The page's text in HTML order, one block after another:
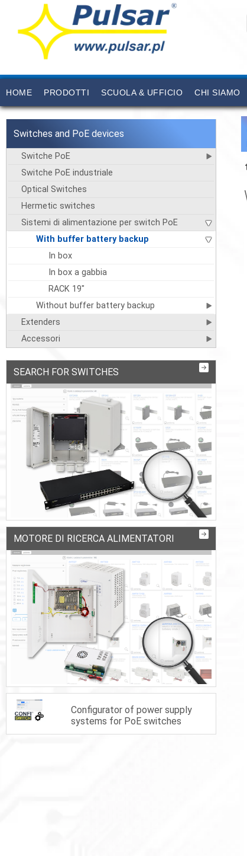
HOME PRODOTTI SCUOLA & UFFICIO CHI SIAMO
Switches and PoE devices
Switche PoE
Switche PoE industriale
Optical Switches
Hermetic switches
Sistemi di alimentazione per switch PoE
With buffer battery backup
In box
In box a gabbia
RACK 19"
Without buffer battery backup
Extenders
Accessori
SEARCH FOR SWITCHES
MOTORE DI RICERCA ALIMENTATORI
Configurator of power supply
systems for PoE switches